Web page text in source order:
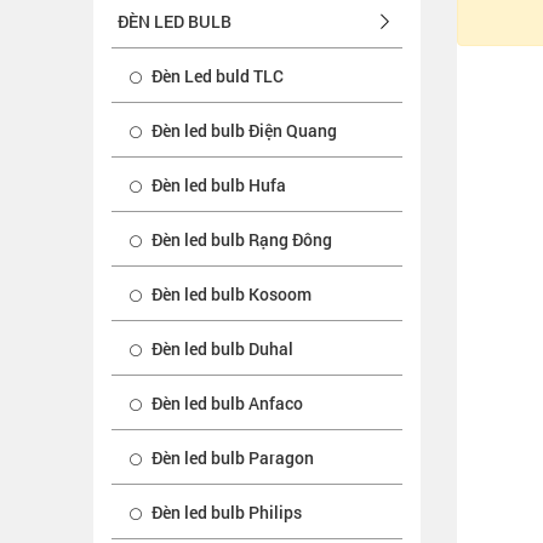
ĐÈN LED BULB
Đèn Led buld TLC
Đèn led bulb Điện Quang
Đèn led bulb Hufa
Đèn led bulb Rạng Đông
Đèn led bulb Kosoom
Đèn led bulb Duhal
Đèn led bulb Anfaco
Đèn led bulb Paragon
Đèn led bulb Philips